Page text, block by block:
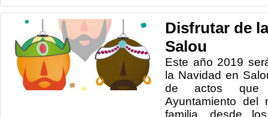
Disfrutar de
Salou
Este año 2019
la Navidad en
de actos que
Ayuntamiento del
familia, desde